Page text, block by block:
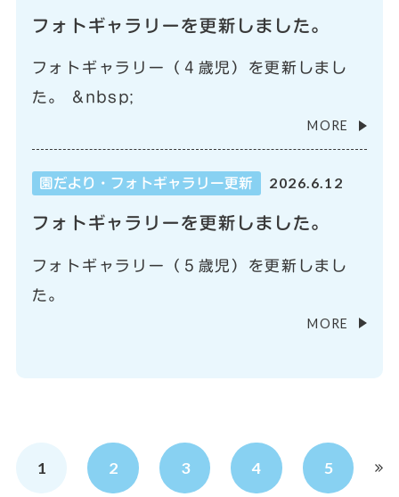
フォトギャラリーを更新しました。
フォトギャラリー（４歳児）を更新しまし
た。 &nbsp;
MORE
園だより・フォトギャラリー更新 2026.6.12
フォトギャラリーを更新しました。
フォトギャラリー（５歳児）を更新しまし
た。
MORE
1 2 3 4 5